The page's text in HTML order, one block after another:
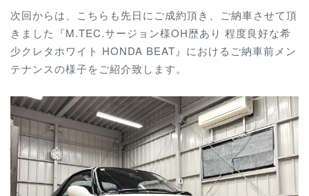
次回からは、こちらも先日にご成約頂き、ご納車させて頂
きました『M.TEC.サージョン様OH歴あり 程度良好な希
少クレタホワイト HONDA BEAT』におけるご納車前メン
テナンスの様子をご紹介致します。